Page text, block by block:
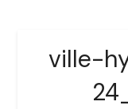
ville-